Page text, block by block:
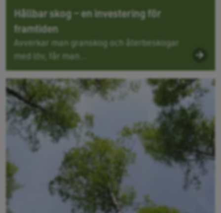
Hållbar skog – en investering för
framtiden
Avverkar man granskog och återbeskogar
med löv, får man...